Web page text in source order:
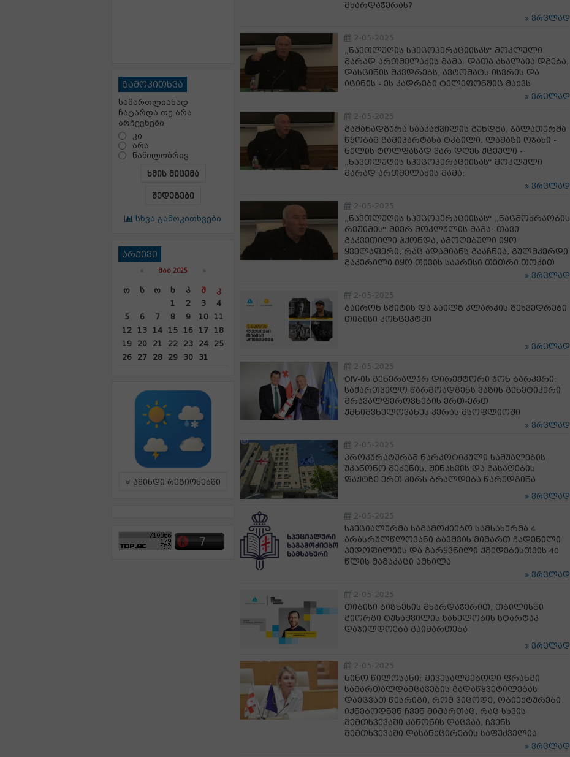
გამოკითხვა
სამართლიანად
ჩატარდა თუ არა
არჩევნები
კი
არა
ნაწილობრივ
ხმის მიცემა
შედეგები
სხვა გამოკითხვები
არქივი
« ᲛᲐᲘ 2025 »
Ო Ს Ო Ხ Პ Შ
Კ
1
2 3
4
5
6 7 8 9 10
11
12
13 14 15 16 17
18
19
20 21 22 23 24
25
26
27 28 29 30 31
ამინდი რეგიონებში
მხარდაჭერას?
ვრცლად
2-05-2025
„ნავთლუღის სპეცოპერაციისას“ მოკლული
მარად ართმელაძის მამა: დათა ახალაია დგება,
დასცინის მკვდრებს, ავტომატს ისვრის და
იცინის - ეს კადრები ტელეფონშიც მაქვს
ვრცლად
2-05-2025
გამანადგურა სააკაშვილის გუნდმა, ჯალათურმა
წყობამ გამიპარტახა ტკბილი, ლამაზი ოჯახი -
ნულის ტოლფასად ვარ დღეს ქცეული -
„ნავთლუღის სპეცოპერაციისას“ მოკლული
მარად ართმელაძის მამა:
ვრცლად
2-05-2025
„ნავთლუღის სპეცოპერაციისას“ „ნაცმოძრაობის
რეჟიმის“ მიერ მოკლულის მამა: თავი
გაკვეთილი ჰქონდა, ამოღებული იყო
ყველაფერი, რაც ადამიანს გააჩნია, გულმკერდი
გაკერილი იყო თივის საპრესი თეთრი თოკით
ვრცლად
2-05-2025
ბაირონ სმიტის და ჯაილზ კლარკის შეხვედრები
თიბისი კონცეპტში
ვრცლად
2-05-2025
OIV-ის გენერალურ დირექტორი ჯონ ბარკერი:
საქართველო წარმოადგენს ვაზის გენეტიკური
მრავალფეროვნების ერთ-ერთ
უმნიშვნელოვანეს კერას მსოფლიოში
ვრცლად
2-05-2025
პროკურატურამ ნარკოტიკული საშუალების
უკანონო შეძენის, შენახვის და გასაღების
ფაქტზე ერთ პირს ბრალდება წარუდგინა
ვრცლად
2-05-2025
სპეციალურმა საგამოძიებო სამსახურმა 4
არასრულწლოვანი ბავშვის მიმართ ჩადენილი
პედოფილიის და გარყვნილი ქმედებისთვის 40
წლის მამაკაცი ამხილა
ვრცლად
2-05-2025
თიბისი ბიზნესის მხარდაჭერით, თბილისში
გიორგი ტუხაშვილის სახელობის სტარტაპ
დაჯილდოება გაიმართება
ვრცლად
2-05-2025
ნინო წილოსანი: მივესალმებოდი ფრანგი
სამართალდამცავების გადაწყვეტილებას
დაეცვათ წესრიგი, რომ ვიცოდე, ობიექტურები
იქნებოდნენ ჩვენ მიმართაც, რაც სხვის
შემთხვევაში კანონის დაცვაა, ჩვენს
შემთხვევაში დასანქცირების საფუძველია
ვრცლად